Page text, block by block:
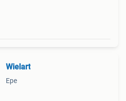
Wielart
Epe